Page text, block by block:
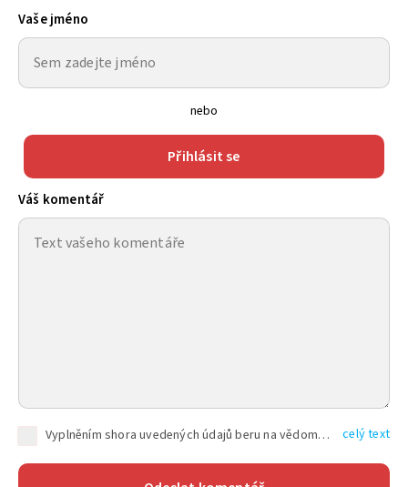
Vaše jméno
nebo
Přihlásit se
Váš komentář
Vyplněním shora uvedených údajů beru na vědomí, že společnost TEXT FACTORY s.r.o., sídlem Brno, Durďákova 336/29, Černá Pole, PSČ: 613 00, IČ: 06157831, zapsané u Krajského soudu v Brně, oddíl C, vložka 100399, bude zpracovávat mé osobní údaje uvedené v rámci mnou vyplněného registračního formuláře na základě oprávněných zájmů TEXT FACTORY s.r.o. dle čl. 6 odst. 1 písm. f) GDPR a pro splnění právních povinností (čl. 6 odst. 1 písm. c) GDPR), a to pro tyto účely: nezbytnost zajistit oprávnění návštěvníka webových stránek provozovaných společností TEXT FACTORY s.r.o. přispívat aktivně ke zveřejněným článkům nebo v rámci diskusních fór a výkon práv TEXT FACTORY s.r.o. jako administrátora těchto diskusních fór. Více informací o zpracování osobních údajů a právech lze nalézt v celý text